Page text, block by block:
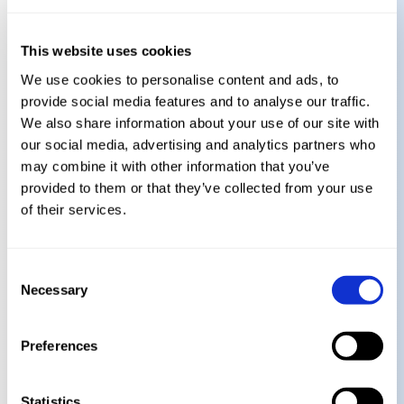
This website uses cookies
We use cookies to personalise content and ads, to
provide social media features and to analyse our traffic.
We also share information about your use of our site with
our social media, advertising and analytics partners who
may combine it with other information that you’ve
provided to them or that they’ve collected from your use
of their services.
Selection
Necessary
Preferences
del Webinar:
Interrelación con las diferentes normativas y
directivas vigentes y objetivos comunes.
Necesidades de mercado para la gestión del riesgo
Casos de éxitos reales en diferentes sectores con
las necesidades y beneficios asociados.
Servicios de valor añadido
¿Por qué asistir?
Obtenga estrategias prácticas para proteger a su
automática, proactiva y continua.